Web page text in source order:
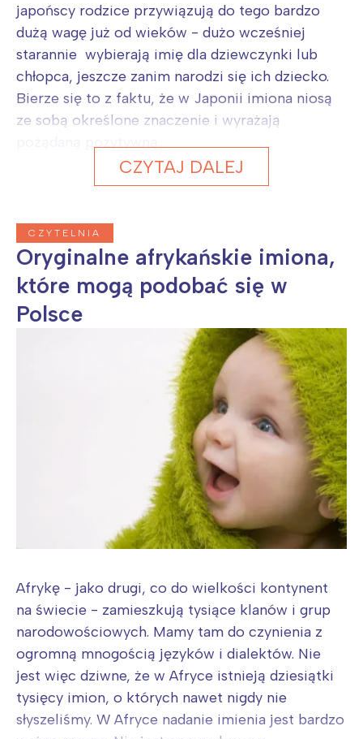
japońscy rodzice przywiązują do tego bardzo
dużą wagę już od wieków - dużo wcześniej
starannie wybierają imię dla dziewczynki lub
chłopca, jeszcze zanim narodzi się ich dziecko.
Bierze się to z faktu, że w Japonii imiona niosą
ze sobą określone znaczenie i wyrażają
CZYTAJ DALEJ
CZYTELNIA
Oryginalne afrykańskie imiona,
które mogą podobać się w
Polsce
Afrykę - jako drugi, co do wielkości kontynent
na świecie - zamieszkują tysiące klanów i grup
narodowościowych. Mamy tam do czynienia z
ogromną mnogością języków i dialektów. Nie
jest więc dziwne, że w Afryce istnieją dziesiątki
tysięcy imion, o których nawet nigdy nie
słyszeliśmy. W Afryce nadanie imienia jest bardzo